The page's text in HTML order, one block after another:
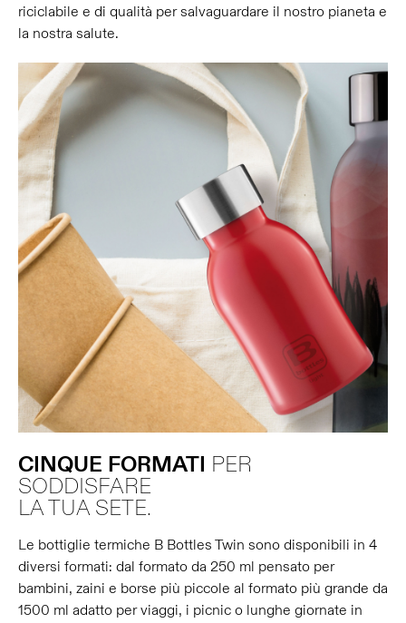
riciclabile e di qualità per salvaguardare il nostro pianeta e
la nostra salute.
CINQUE FORMATI PER
SODDISFARE
LA TUA SETE.
Le bottiglie termiche B Bottles Twin sono disponibili in 4
diversi formati: dal formato da 250 ml pensato per
bambini, zaini e borse più piccole al formato più grande da
1500 ml adatto per viaggi, i picnic o lunghe giornate in